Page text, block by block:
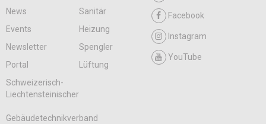
News
Sanitär
Events
Heizung
Newsletter
Spengler
Portal
Lüftung
Facebook
Instagram
YouTube
Schweizerisch-
Liechtensteinischer
Gebäudetechnikverband